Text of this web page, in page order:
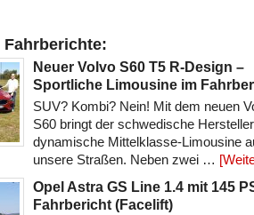
Fahrberichte:
Neuer Volvo S60 T5 R-Design –
Sportliche Limousine im
SUV? Kombi? Nein! Mit dem neuen
S60 bringt der schwedische
dynamische Mittelklasse-Limousine
unsere Straßen. Neben zwei …
Opel Astra GS Line 1.4 mit 145
Fahrbericht (Facelift)